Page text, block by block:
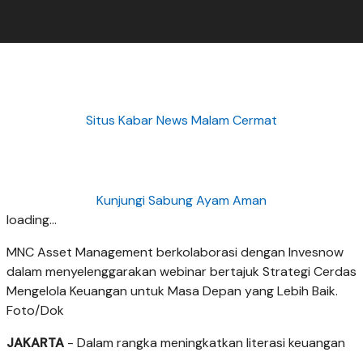
Situs Kabar News Malam Cermat
Kunjungi Sabung Ayam Aman
loading...
MNC Asset Management berkolaborasi dengan Invesnow
dalam menyelenggarakan webinar bertajuk Strategi Cerdas
Mengelola Keuangan untuk Masa Depan yang Lebih Baik.
Foto/Dok
JAKARTA - Dalam rangka meningkatkan literasi keuangan